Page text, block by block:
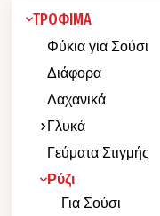
ΤΡΟΦΙΜΑ
Φύκια για Σούσι
Διάφορα
Λαχανικά
Γλυκά
Γεύματα Στιγμής
Ρύζι
Για Σούσι